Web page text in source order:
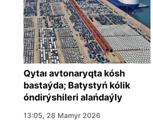
Qytaı avtonaryqta kósh
bastaýda; Batystyń kólik
óndirýshileri alańdaýly
13:05, 28 Mamyr 2026